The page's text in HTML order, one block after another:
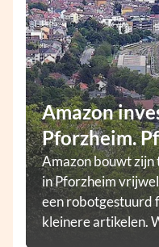
Amazon
Pforzheim.
Amazon bouwt
in Pforzheim
een robotgestuurd
kleinere artikelen.